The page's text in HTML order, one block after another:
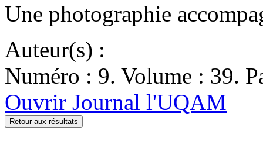
Une photographie
Auteur(s) :
Numéro : 9. Volume : 39.
Ouvrir Journal l'UQAM
Retour aux résultats